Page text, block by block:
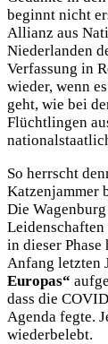
beginnt nicht
Allianz aus
Niederlanden
Verfassung in
wieder, wenn
geht, wie bei
Flüchtlingen
So herrscht
Katzenjammer
Die
Leidenschaften
in dieser
Anfang letzten
Europas“
dass die
Agenda fegte.
wiederbelebt.